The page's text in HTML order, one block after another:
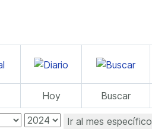
Hoy Buscar
Ir al mes específico